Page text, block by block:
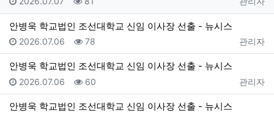
안병욱 학교법인 조선대학교 신임 이사장 선출 - 뉴시스
등록자
관리자
등록일
2026.07.06 조회
78
안병욱 학교법인 조선대학교 신임 이사장 선출 - 뉴시스
등록자
관리자
등록일
2026.07.06 조회
60
안병욱 학교법인 조선대학교 신임 이사장 선출 - 뉴시스